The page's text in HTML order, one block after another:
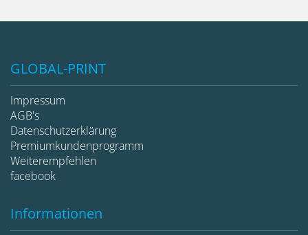
GLOBAL-PRINT
Impressum
AGB's
Datenschutzerklärung
Premiumkundenprogramm
Weiterempfehlen
facebook
Informationen